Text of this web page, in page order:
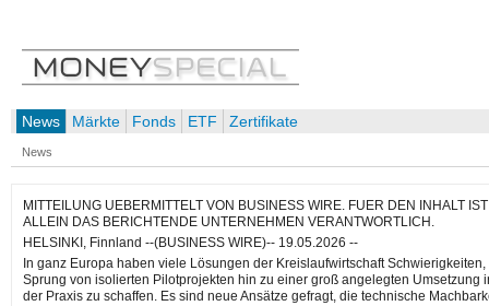
News Märkte Fonds ETF Zertifikate
News
MITTEILUNG UEBERMITTELT VON BUSINESS WIRE. FUER DEN INHALT IST
ALLEIN DAS BERICHTENDE UNTERNEHMEN VERANTWORTLICH.
HELSINKI, Finnland --(BUSINESS WIRE)-- 19.05.2026 --
In ganz Europa haben viele Lösungen der Kreislaufwirtschaft Schwierigkeiten,
Sprung von isolierten Pilotprojekten hin zu einer groß angelegten Umsetzung
der Praxis zu schaffen. Es sind neue Ansätze gefragt, die technische